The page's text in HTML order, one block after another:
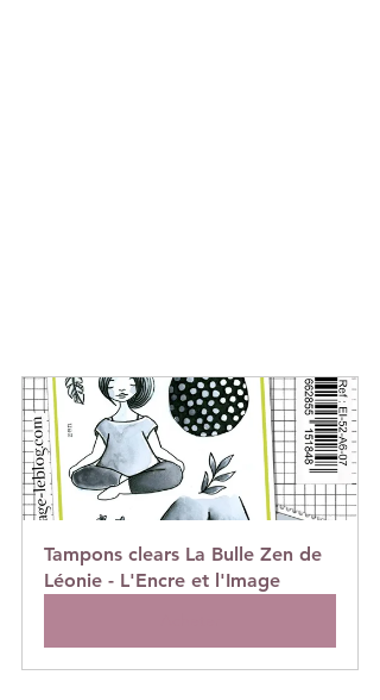
Tampons clears La Bulle Zen de
Léonie - L'Encre et l'Image